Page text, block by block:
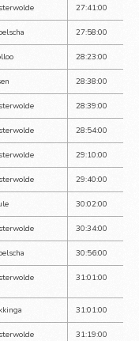
27:41:00
27:58:00
28:23:00
28:38:00
28:39:00
28:54:00
29:10:00
29:40:00
30:02:00
30:34:00
30:56:00
31:01:00
31:01:00
31:19:00